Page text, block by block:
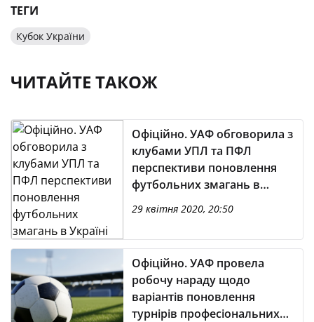
ТЕГИ
Кубок України
ЧИТАЙТЕ ТАКОЖ
Офіційно. УАФ обговорила з
клубами УПЛ та ПФЛ
перспективи поновлення
футбольних змагань в
Україні
29 квітня 2020, 20:50
Офіційно. УАФ провела
робочу нараду щодо
варіантів поновлення
турнірів професіональних